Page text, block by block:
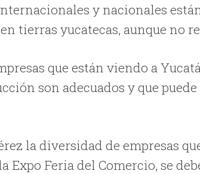
y nacionales
tierras yucatecas, aunque no
que están viendo a
son adecuados y que
la diversidad de empresas
Expo Feria del Comercio, se